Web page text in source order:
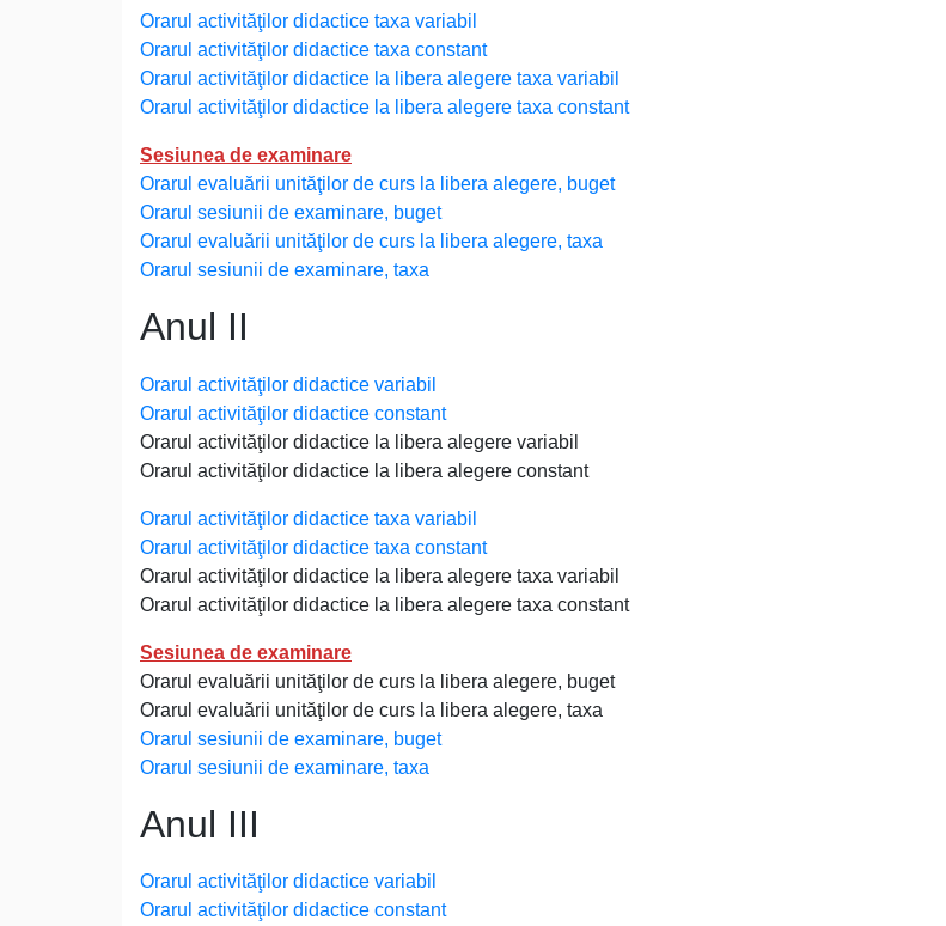
Orarul activităţilor didactice taxa variabil
Orarul activităţilor didactice taxa constant
Orarul activităţilor didactice la libera alegere taxa variabil
Orarul activităţilor didactice la libera alegere taxa constant
Sesiunea de examinare
Orarul evaluării unităţilor de curs la libera alegere, buget
Orarul sesiunii de examinare, buget
Orarul evaluării unităţilor de curs la libera alegere, taxa
Orarul sesiunii de examinare, taxa
Anul II
Orarul activităţilor didactice variabil
Orarul activităţilor didactice constant
Orarul activităţilor didactice la libera alegere variabil
Orarul activităţilor didactice la libera alegere constant
Orarul activităţilor didactice taxa variabil
Orarul activităţilor didactice taxa constant
Orarul activităţilor didactice la libera alegere taxa variabil
Orarul activităţilor didactice la libera alegere taxa constant
Sesiunea de examinare
Orarul evaluării unităţilor de curs la libera alegere, buget
Orarul evaluării unităţilor de curs la libera alegere, taxa
Orarul sesiunii de examinare, buget
Orarul sesiunii de examinare, taxa
Anul III
Orarul activităţilor didactice variabil
Orarul activităţilor didactice constant